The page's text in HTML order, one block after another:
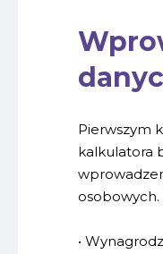
Pierwszym
kalkulatora
osobowych.
•